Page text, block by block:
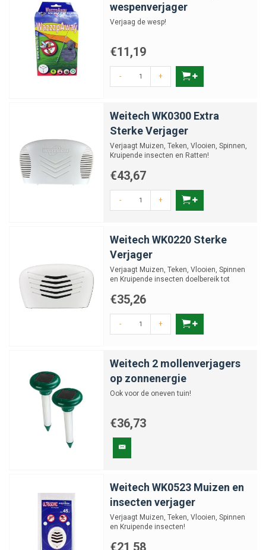
wespenverjager
Verjaag de wesp!
€11,19
- +
Weitech WK0300 Extra
Sterke Verjager
Verjaagt Muizen, Teken, Vlooien, Spinnen,
Kruipende insecten en Ratten!
€43,67
- +
Weitech WK0220 Sterke
Verjager
Verjaagt Muizen, Teken, Vlooien, Spinnen
en Kruipende insecten doelbereik tot
€35,26
- +
Weitech 2 mollenverjagers
op zonnenergie
Ook voor de oneven tuin!
€36,73
Weitech WK0523 Muizen en
insecten verjager
Verjaagt Muizen, Teken, Vlooien, Spinnen
en Kruipende insecten!
€21,58